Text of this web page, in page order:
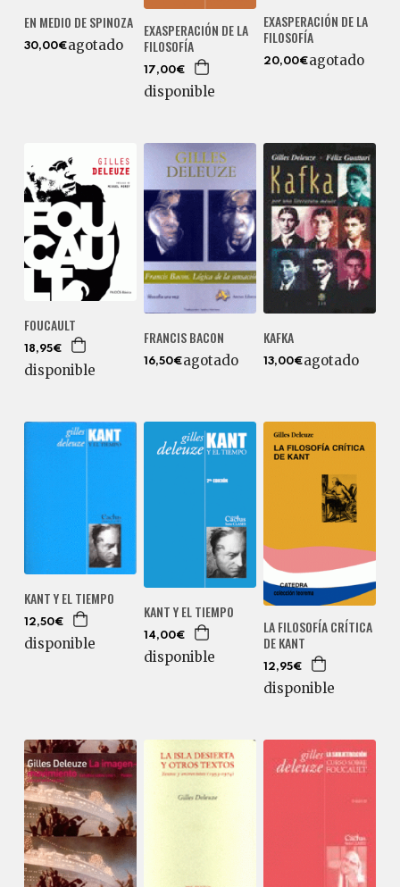
EN MEDIO DE SPINOZA
30,00€agotado
EXASPERACIÓN DE LA
FILOSOFÍA
17,00€
disponible
EXASPERACIÓN DE LA
FILOSOFÍA
20,00€agotado
FOUCAULT
18,95€
disponible
FRANCIS BACON
16,50€agotado
KAFKA
13,00€agotado
KANT Y EL TIEMPO
12,50€
disponible
KANT Y EL TIEMPO
14,00€
disponible
LA FILOSOFÍA CRÍTICA
DE KANT
12,95€
disponible